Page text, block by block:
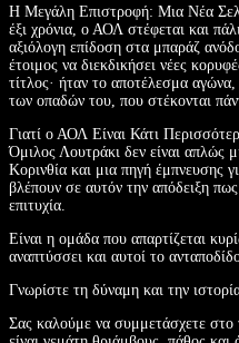
Η Μεγάλη Επιστροφή: Μια Νέα
έξι χρόνια, ο ΑΟΛ στέφεται και
αξιόλογη επίδοση στα μπαράζ
έτοιμος να διεκδικήσει νέες
τίτλος· ήταν το αποτέλεσμα
των οπαδών του, που στέκονται
Γιατί ο ΑΟΛ Είναι Κάτι
Όμιλος Λουτράκι δεν είναι απλώς
Κορινθία και μια πηγή έμπνευσης
βλέπουν σε αυτόν την απόδειξη
επιτυχία.
Είναι η ομάδα που απαρτίζεται
αναπτύσσει και αυτοί το
Γνωρίστε τη δύναμη και την
Σας καλούμε να συμμετάσχετε στο